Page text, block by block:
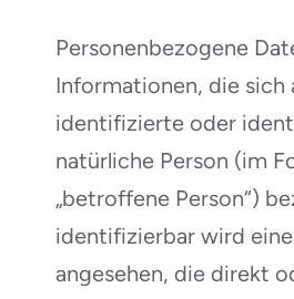
Personenbezogene
Informationen, die sich
identifizierte oder
natürliche Person (im
„betroffene Person“)
identifizierbar wird
angesehen, die direkt